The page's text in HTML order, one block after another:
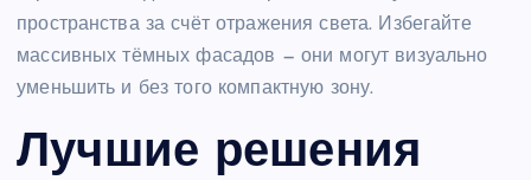
пространства за счёт отражения света. Избегайте
массивных тёмных фасадов — они могут визуально
уменьшить и без того компактную зону.
Лучшие решения